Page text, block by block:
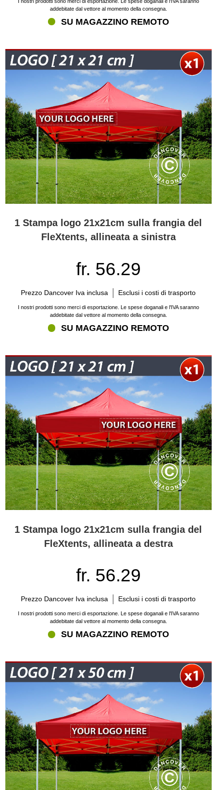
addebitate dal vettore al momento della consegna.
SU MAGAZZINO REMOTO
1 Stampa logo 21x21cm sulla frangia del
FleXtents, allineata a sinistra
fr. 56.29
Prezzo Dancover Iva inclusa Esclusi i costi di trasporto
I nostri prodotti sono merci di esportazione. Le spese doganali e l'IVA saranno
addebitate dal vettore al momento della consegna.
SU MAGAZZINO REMOTO
1 Stampa logo 21x21cm sulla frangia del
FleXtents, allineata a destra
fr. 56.29
Prezzo Dancover Iva inclusa Esclusi i costi di trasporto
I nostri prodotti sono merci di esportazione. Le spese doganali e l'IVA saranno
addebitate dal vettore al momento della consegna.
SU MAGAZZINO REMOTO